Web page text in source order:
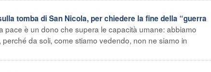
tomba di San Nicola, per chiedere la fine della “guerra
pace è un dono che supera le capacità umane: abbiamo
perché da soli, come stiamo vedendo, non ne siamo in